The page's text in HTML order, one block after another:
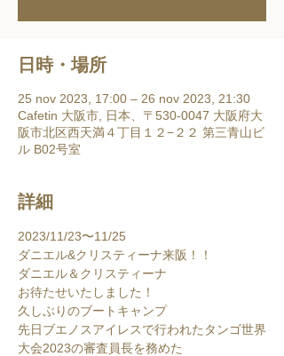
日時・場所
25 nov 2023, 17:00 – 26 nov 2023, 21:30
Cafetin 大阪市, 日本、〒530-0047 大阪府大
阪市北区西天満４丁目１２−２２ 第三青山ビ
ル B02号室
詳細
2023/11/23〜11/25
ダニエル&クリスティーナ来阪！！
ダニエル＆クリスティーナ
お待たせいたしました！
久しぶりのブートキャンプ
先日ブエノスアイレスで行われたタンゴ世界
大会2023の審査員長を務めた